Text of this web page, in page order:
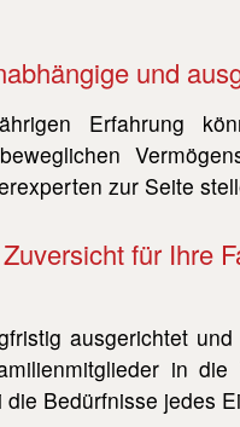
und
Erfahrung
zur Seite
für Ihre
ausgerichtet
in
Bedürfnisse jedes